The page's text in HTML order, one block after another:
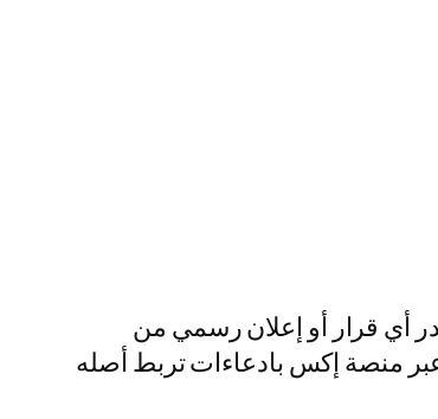
قرار أو إعلان رسمي من
منصة إكس بادعاءات تربط أصله